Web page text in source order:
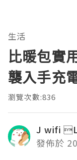
生活
比暖包實
襲入手充
瀏覽次數:836
J wifi
發佈於